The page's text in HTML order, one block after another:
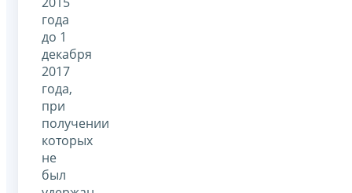
года
до 1
декабря
2017
года,
при
получении
которых
не
был